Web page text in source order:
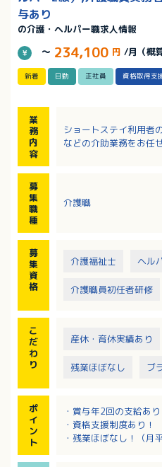
与あり
の介護・ヘルパー職求人情報
～ 234,100 円 /月（概
新着 日勤 正社員 資格取得支
業
務
内
容
ショートステイ利用者
などの介助業務をお任
募
集
職
種
介護職
募
集
資
格
介護福祉士 ヘル
介護職員初任者研修
こ
だ
わ
り
産休・育休実績あり
残業ほぼなし ブ
ポ
イ
ン
ト
・賞与年2回の支給あり
・資格支援制度あり！
・残業ほぼなし！（月